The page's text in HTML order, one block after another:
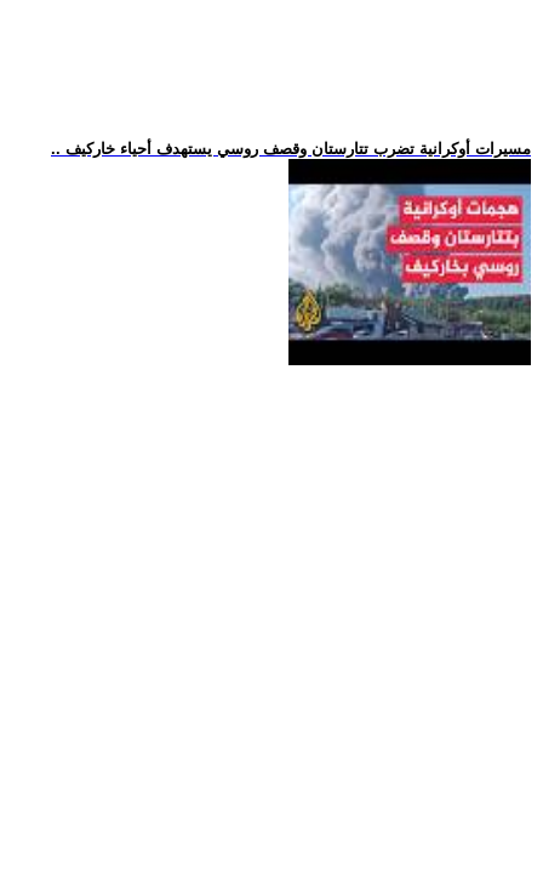
.. مسيرات أوكرانية تضرب تتارستان وقصف روسي يستهدف أحياء خاركيف